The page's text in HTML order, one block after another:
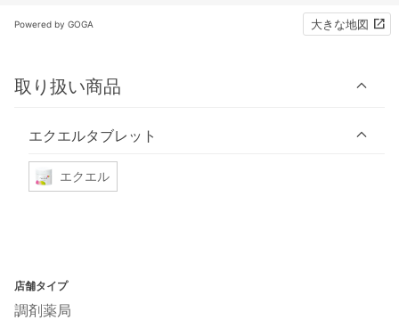
Powered by GOGA 大きな地図
取り扱い商品
エクエルタブレット
エクエル
店舗タイプ
調剤薬局